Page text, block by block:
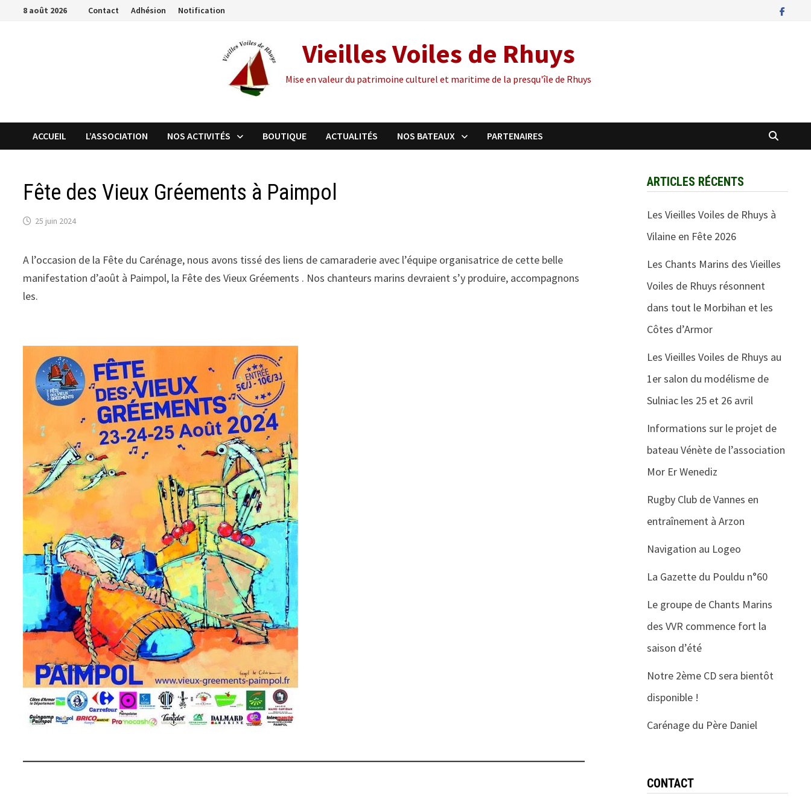
Passer8 août 2026 Contact Adhésion Notification
Vieilles Voiles de Rhuys
Mise en valeur du patrimoine culturel et maritime de la presqu'île de Rhuys
ACCUEIL L’ASSOCIATION NOS ACTIVITÉS BOUTIQUE ACTUALITÉS NOS BATEAUX PARTENAIRES
Fête des Vieux Gréements à Paimpol
25 juin 2024
A l’occasion de la Fête du Carénage, nous avons tissé des liens de camaraderie avec l’équipe organisatrice de cette belle
manifestation d’août à Paimpol, la Fête des Vieux Gréements . Nos chanteurs marins devraient s’y produire, accompagnons
les.
ARTICLES RÉCENTS
Les Vieilles Voiles de Rhuys à
Vilaine en Fête 2026
Les Chants Marins des Vieilles
Voiles de Rhuys résonnent
dans tout le Morbihan et les
Côtes d’Armor
Les Vieilles Voiles de Rhuys au
1er salon du modélisme de
Sulniac les 25 et 26 avril
Informations sur le projet de
bateau Vénète de l’association
Mor Er Wenediz
Rugby Club de Vannes en
entraînement à Arzon
Navigation au Logeo
La Gazette du Pouldu n°60
Le groupe de Chants Marins
des VVR commence fort la
saison d’été
Notre 2ème CD sera bientôt
disponible !
Carénage du Père Daniel
CONTACT